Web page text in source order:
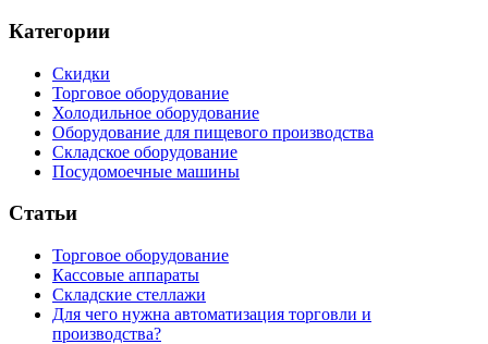
Категории
Скидки
Торговое оборудование
Холодильное оборудование
Оборудование для пищевого производства
Складское оборудование
Посудомоечные машины
Статьи
Торговое оборудование
Кассовые аппараты
Складские стеллажи
Для чего нужна автоматизация торговли и
производства?